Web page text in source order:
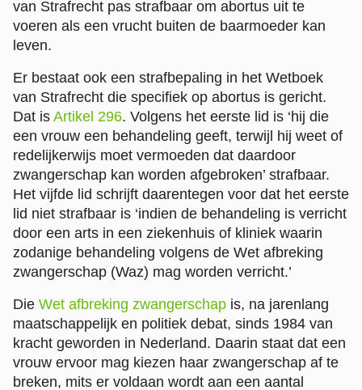
van Strafrecht pas strafbaar om abortus uit te
voeren als een vrucht buiten de baarmoeder kan
leven.
Er bestaat ook een strafbepaling in het Wetboek
van Strafrecht die specifiek op abortus is gericht.
Dat is Artikel 296. Volgens het eerste lid is ‘hij die
een vrouw een behandeling geeft, terwijl hij weet of
redelijkerwijs moet vermoeden dat daardoor
zwangerschap kan worden afgebroken’ strafbaar.
Het vijfde lid schrijft daarentegen voor dat het eerste
lid niet strafbaar is ‘indien de behandeling is verricht
door een arts in een ziekenhuis of kliniek waarin
zodanige behandeling volgens de Wet afbreking
zwangerschap (Waz) mag worden verricht.’
Die Wet afbreking zwangerschap is, na jarenlang
maatschappelijk en politiek debat, sinds 1984 van
kracht geworden in Nederland. Daarin staat dat een
vrouw ervoor mag kiezen haar zwangerschap af te
breken, mits er voldaan wordt aan een aantal